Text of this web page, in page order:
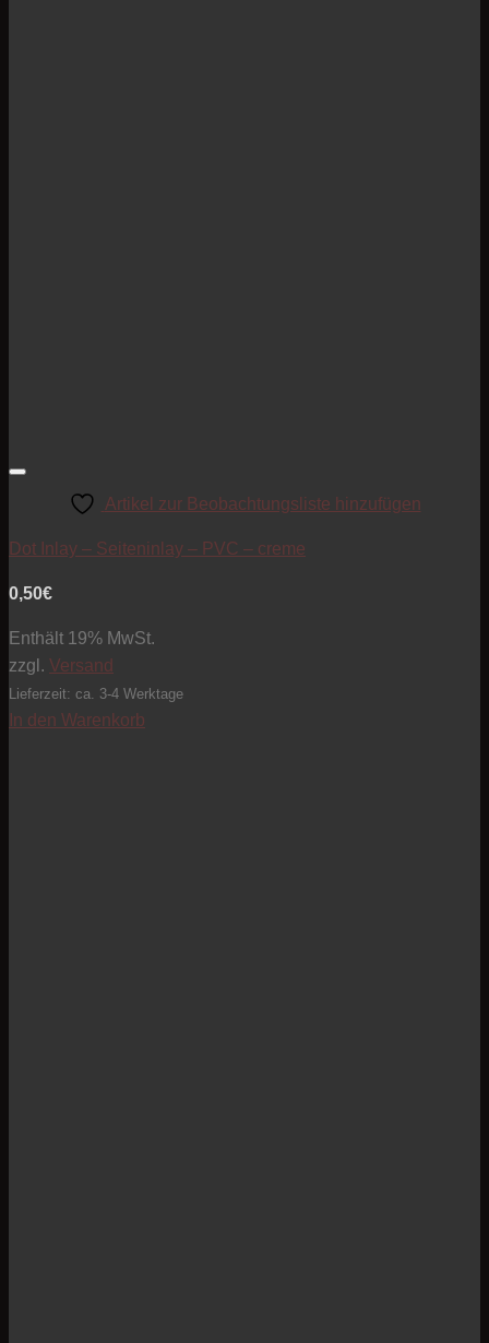
Artikel zur Beobachtungsliste hinzufügen
Dot Inlay – Seiteninlay – PVC – creme
0,50€
Enthält 19% MwSt.
zzgl. Versand
Lieferzeit: ca. 3-4 Werktage
In den Warenkorb